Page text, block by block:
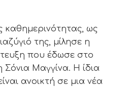
καθημερινότητας, ως
της, μίλησε η
που έδωσε στο
Σόνια Μαγγίνα. Η ίδια
ανοικτή σε μια νέα